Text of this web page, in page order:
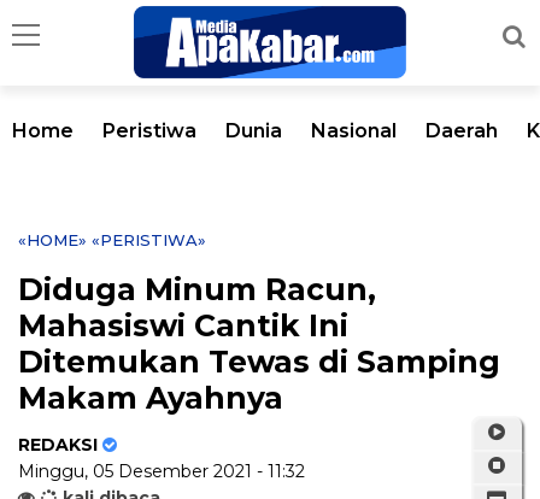
Home Peristiwa Dunia Nasional Daerah
«HOME» «PERISTIWA»
Diduga Minum Racun,
Mahasiswi Cantik Ini
Ditemukan Tewas di Samping
Makam Ayahnya
REDAKSI
Minggu, 05 Desember 2021 - 11:32